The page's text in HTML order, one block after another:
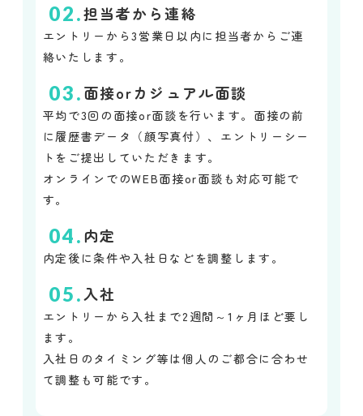
02.担当者から連絡
エントリーから3営業日以内に担当者からご連
絡いたします。
03.面接orカジュアル面談
平均で3回の面接or面談を行います。面接の前
に履歴書データ（顔写真付）、エントリーシー
トをご提出していただきます。
オンラインでのWEB面接or面談も対応可能で
す。
04.内定
内定後に条件や入社日などを調整します。
05.入社
エントリーから入社まで2週間～1ヶ月ほど要し
ます。
入社日のタイミング等は個人のご都合に合わせ
て調整も可能です。